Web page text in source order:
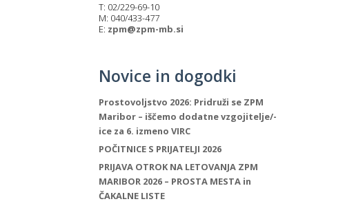
T: 02/229-69-10
M: 040/433-477
E: zpm@zpm-mb.si
Novice in dogodki
Prostovoljstvo 2026: Pridruži se ZPM
Maribor – iščemo dodatne vzgojitelje/-
ice za 6. izmeno VIRC
POČITNICE S PRIJATELJI 2026
PRIJAVA OTROK NA LETOVANJA ZPM
MARIBOR 2026 – PROSTA MESTA in
ČAKALNE LISTE